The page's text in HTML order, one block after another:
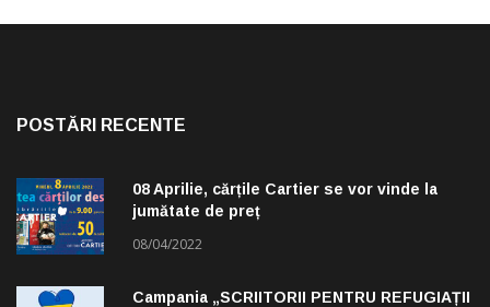
POSTĂRI RECENTE
08 Aprilie, cărțile Cartier se vor vinde la
jumătate de preț
08/04/2022
Campania „SCRIITORII PENTRU REFUGIAȚII